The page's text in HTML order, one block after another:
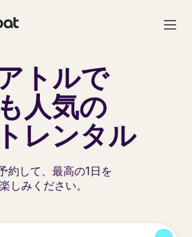
トルで
人気の
レンタル
約して、最高の1日を
しみください。